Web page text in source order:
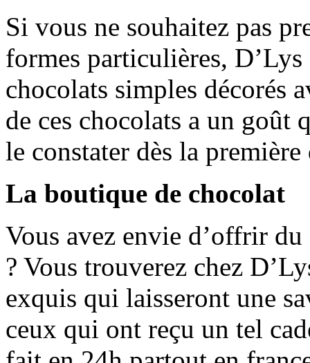
Si vous ne souhaitez pas
formes particulières,
chocolats simples décorés
de ces chocolats a un goût
le constater dès la
La boutique de chocolat
Vous avez envie d’offrir
? Vous trouverez chez
exquis qui laisseront une
ceux qui ont reçu un tel